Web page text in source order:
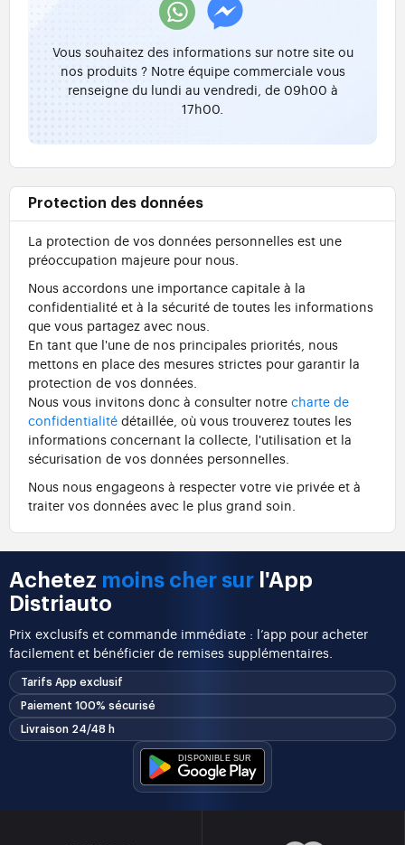
Vous souhaitez des informations sur notre site ou
nos produits ? Notre équipe commerciale vous
renseigne du lundi au vendredi, de 09h00 à
17h00.
Protection des données
La protection de vos données personnelles est une
préoccupation majeure pour nous.
Nous accordons une importance capitale à la
confidentialité et à la sécurité de toutes les informations
que vous partagez avec nous.
En tant que l'une de nos principales priorités, nous
mettons en place des mesures strictes pour garantir la
protection de vos données.
Nous vous invitons donc à consulter notre charte de
confidentialité détaillée, où vous trouverez toutes les
informations concernant la collecte, l'utilisation et la
sécurisation de vos données personnelles.
Nous nous engageons à respecter votre vie privée et à
traiter vos données avec le plus grand soin.
Achetez moins cher sur l'App
Distriauto
Prix exclusifs et commande immédiate : l’app pour acheter
facilement et bénéficier de remises supplémentaires.
Tarifs App exclusif
Paiement 100% sécurisé
Livraison 24/48 h